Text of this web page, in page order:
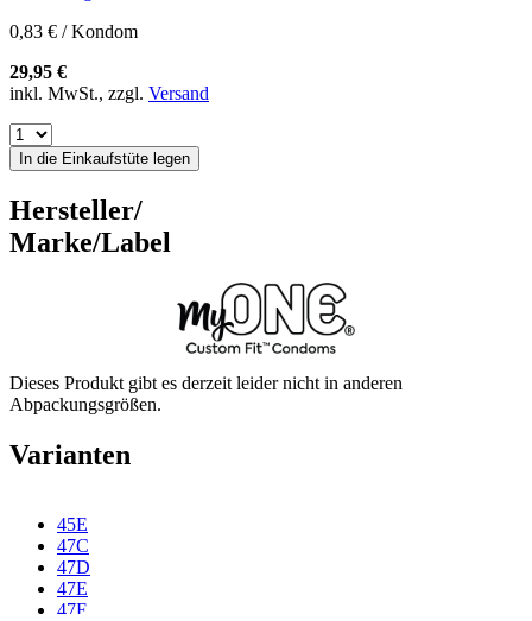
0,83 € / Kondom
29,95 €
inkl. MwSt., zzgl. Versand
In die Einkaufstüte legen
Hersteller/
Marke/Label
Dieses Produkt gibt es derzeit leider nicht in anderen
Abpackungsgrößen.
Varianten
45E
47C
47D
47E
47F